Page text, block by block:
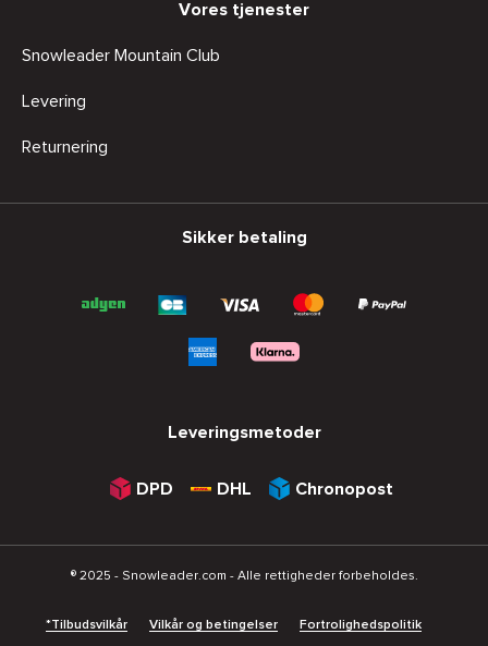
Vores tjenester
Snowleader Mountain Club
Levering
Returnering
Sikker betaling
Leveringsmetoder
DPD DHL Chronopost
® 2025 - Snowleader.com - Alle rettigheder forbeholdes.
*Tilbudsvilkår Vilkår og betingelser Fortrolighedspolitik